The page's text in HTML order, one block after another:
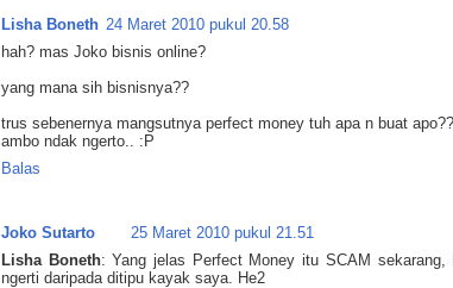
Lisha Boneth 24 Maret 2010 pukul 20.58
hah? mas Joko bisnis online?
yang mana sih bisnisnya??
trus sebenernya mangsutnya perfect money tuh apa n buat apo??
ambo ndak ngerto.. :P
Balas
Joko Sutarto
25 Maret 2010 pukul 21.51
Lisha Boneth: Yang jelas Perfect Money itu SCAM
ngerti daripada ditipu kayak saya. He2